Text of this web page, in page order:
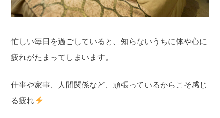
忙しい毎日を過ごしていると、知らないうちに体や心に
疲れがたまってしまいます。
仕事や家事、人間関係など、頑張っているからこそ感じ
る疲れ